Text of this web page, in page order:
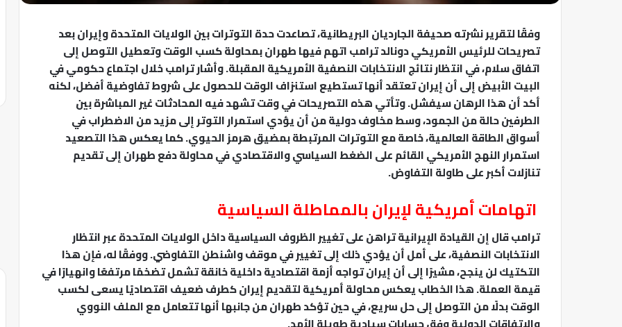
وفقًا لتقرير نشرته صحيفة الجارديان البريطانية، تصاعدت حدة التوترات بين الولايات المتحدة وإيران بعد
تصريحات للرئيس الأمريكي دونالد ترامب اتهم فيها طهران بمحاولة كسب الوقت وتعطيل التوصل إلى
اتفاق سلام، في انتظار نتائج الانتخابات النصفية الأمريكية المقبلة. وأشار ترامب خلال اجتماع حكومي في
البيت الأبيض إلى أن إيران تعتقد أنها تستطيع استنزاف الوقت للحصول على شروط تفاوضية أفضل، لكنه
أكد أن هذا الرهان سيفشل. وتأتي هذه التصريحات في وقت تشهد فيه المحادثات غير المباشرة بين
الطرفين حالة من الجمود، وسط مخاوف دولية من أن يؤدي استمرار التوتر إلى مزيد من الاضطراب في
أسواق الطاقة العالمية، خاصة مع التوترات المرتبطة بمضيق هرمز الحيوي. كما يعكس هذا التصعيد
استمرار النهج الأمريكي القائم على الضغط السياسي والاقتصادي في محاولة دفع طهران إلى تقديم
تنازلات أكبر على طاولة التفاوض.
اتهامات أمريكية لإيران بالمماطلة السياسية
ترامب قال إن القيادة الإيرانية تراهن على تغيير الظروف السياسية داخل الولايات المتحدة عبر انتظار
الانتخابات النصفية، على أمل أن يؤدي ذلك إلى تغيير في موقف واشنطن التفاوضي. ووفقًا له، فإن هذا
التكتيك لن ينجح، مشيرًا إلى أن إيران تواجه أزمة اقتصادية داخلية خانقة تشمل تضخمًا مرتفعًا وانهيارًا في
قيمة العملة. هذا الخطاب يعكس محاولة أمريكية لتقديم إيران كطرف ضعيف اقتصاديًا يسعى لكسب
الوقت بدلًا من التوصل إلى حل سريع، في حين تؤكد طهران من جانبها أنها تتعامل مع الملف النووي